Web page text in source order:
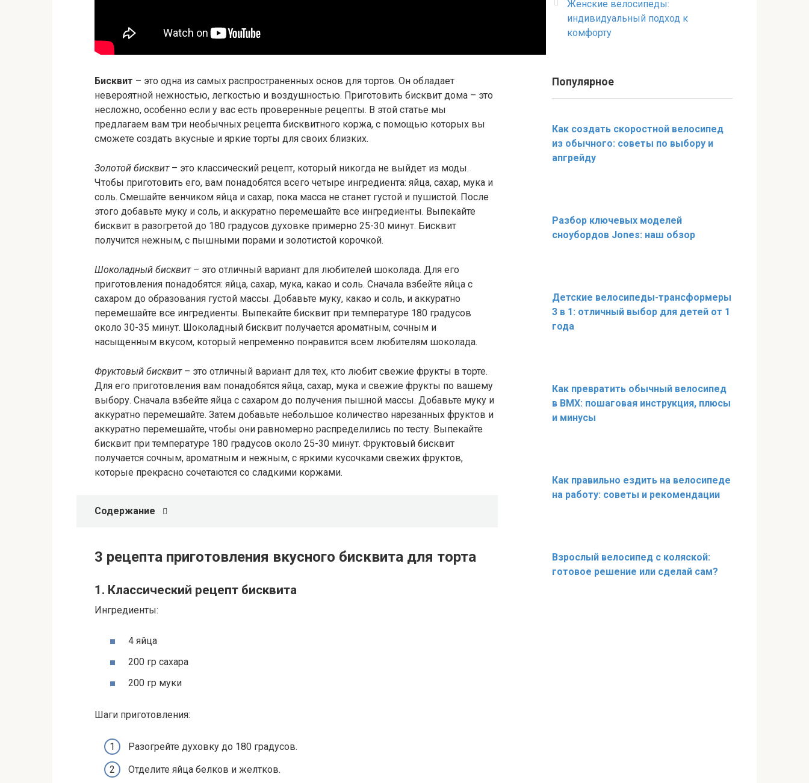
Бисквит – это одна из самых распространенных основ для тортов. Он обладает
невероятной нежностью, легкостью и воздушностью. Приготовить бисквит дома – это
несложно, особенно если у вас есть проверенные рецепты. В этой статье мы
предлагаем вам три необычных рецепта бисквитного коржа, с помощью которых вы
сможете создать вкусные и яркие торты для своих близких.
Золотой бисквит– это классический рецепт, который никогда не выйдет из моды.
Чтобы приготовить его, вам понадобятся всего четыре ингредиента: яйца, сахар, мука и
соль. Смешайте венчиком яйца и сахар, пока масса не станет густой и пушистой. После
этого добавьте муку и соль, и аккуратно перемешайте все ингредиенты. Выпекайте
бисквит в разогретой до 180 градусов духовке примерно 25-30 минут. Бисквит
получится нежным, с пышными порами и золотистой корочкой.
Шоколадный бисквит– это отличный вариант для любителей шоколада. Для его
приготовления понадобятся: яйца, сахар, мука, какао и соль. Сначала взбейте яйца с
сахаром до образования густой массы. Добавьте муку, какао и соль, и аккуратно
перемешайте все ингредиенты. Выпекайте бисквит при температуре 180 градусов
около 30-35 минут. Шоколадный бисквит получается ароматным, сочным и
насыщенным вкусом, который непременно понравится всем любителям шоколада.
Фруктовый бисквит– это отличный вариант для тех, кто любит свежие фрукты в торте.
Для его приготовления вам понадобятся яйца, сахар, мука и свежие фрукты по вашему
выбору. Сначала взбейте яйца с сахаром до получения пышной массы. Добавьте муку и
аккуратно перемешайте. Затем добавьте небольшое количество нарезанных фруктов и
аккуратно перемешайте, чтобы они равномерно распределились по тесту. Выпекайте
бисквит при температуре 180 градусов около 25-30 минут. Фруктовый бисквит
получается сочным, ароматным и нежным, с яркими кусочками свежих фруктов,
которые прекрасно сочетаются со сладкими коржами.
Содержание
3 рецепта приготовления вкусного бисквита для торта
1. Классический рецепт бисквита
Ингредиенты:
4 яйца
200 гр сахара
200 гр муки
Шаги приготовления:
Разогрейте духовку до 180 градусов.
Отделите яйца белков и желтков.
Женские велосипеды:
индивидуальный подход к
комфорту
Популярное
Как создать скоростной велосипед
из обычного: советы по выбору и
апгрейду
Разбор ключевых моделей
сноубордов Jones: наш обзор
Детские велосипеды-трансформеры
3 в 1: отличный выбор для детей от 1
года
Как превратить обычный велосипед
в BMX: пошаговая инструкция, плюсы
и минусы
Как правильно ездить на велосипеде
на работу: советы и рекомендации
Взрослый велосипед с коляской:
готовое решение или сделай сам?